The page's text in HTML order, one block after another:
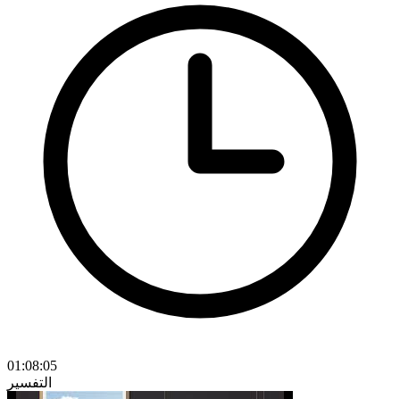
01:08:05
التفسير